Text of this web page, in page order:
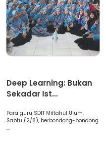
Deep Learning: Bukan
Sekadar Ist...
Para guru SDIT Miftahul Ulum,
Sabtu (2/8), berbondong-bondong
...